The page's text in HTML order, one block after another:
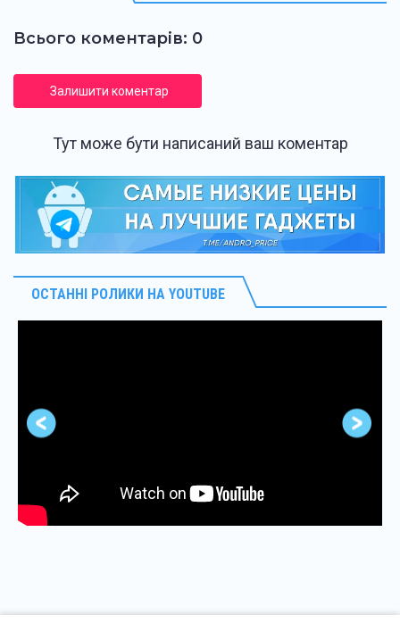
Всього коментарів: 0
Залишити коментар
Тут може бути написаний ваш коментар
ОСТАННІ РОЛИКИ НА YOUTUBE